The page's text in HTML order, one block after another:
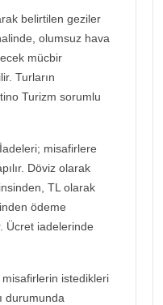
belirtilen geziler
olumsuz hava
mücbir
Turların
Turizm sorumlu
misafirlere
Döviz olarak
TL olarak
ödeme
Ücret iadelerinde
istedikleri
durumunda